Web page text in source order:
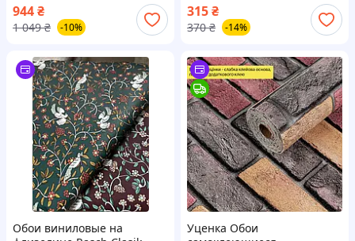
944₴
1 049 ₴ -10%
кирпич 2800*500*2мм (D)
SW-00001785
315₴
370 ₴ -14%
Обои виниловые на
Уценка Обои